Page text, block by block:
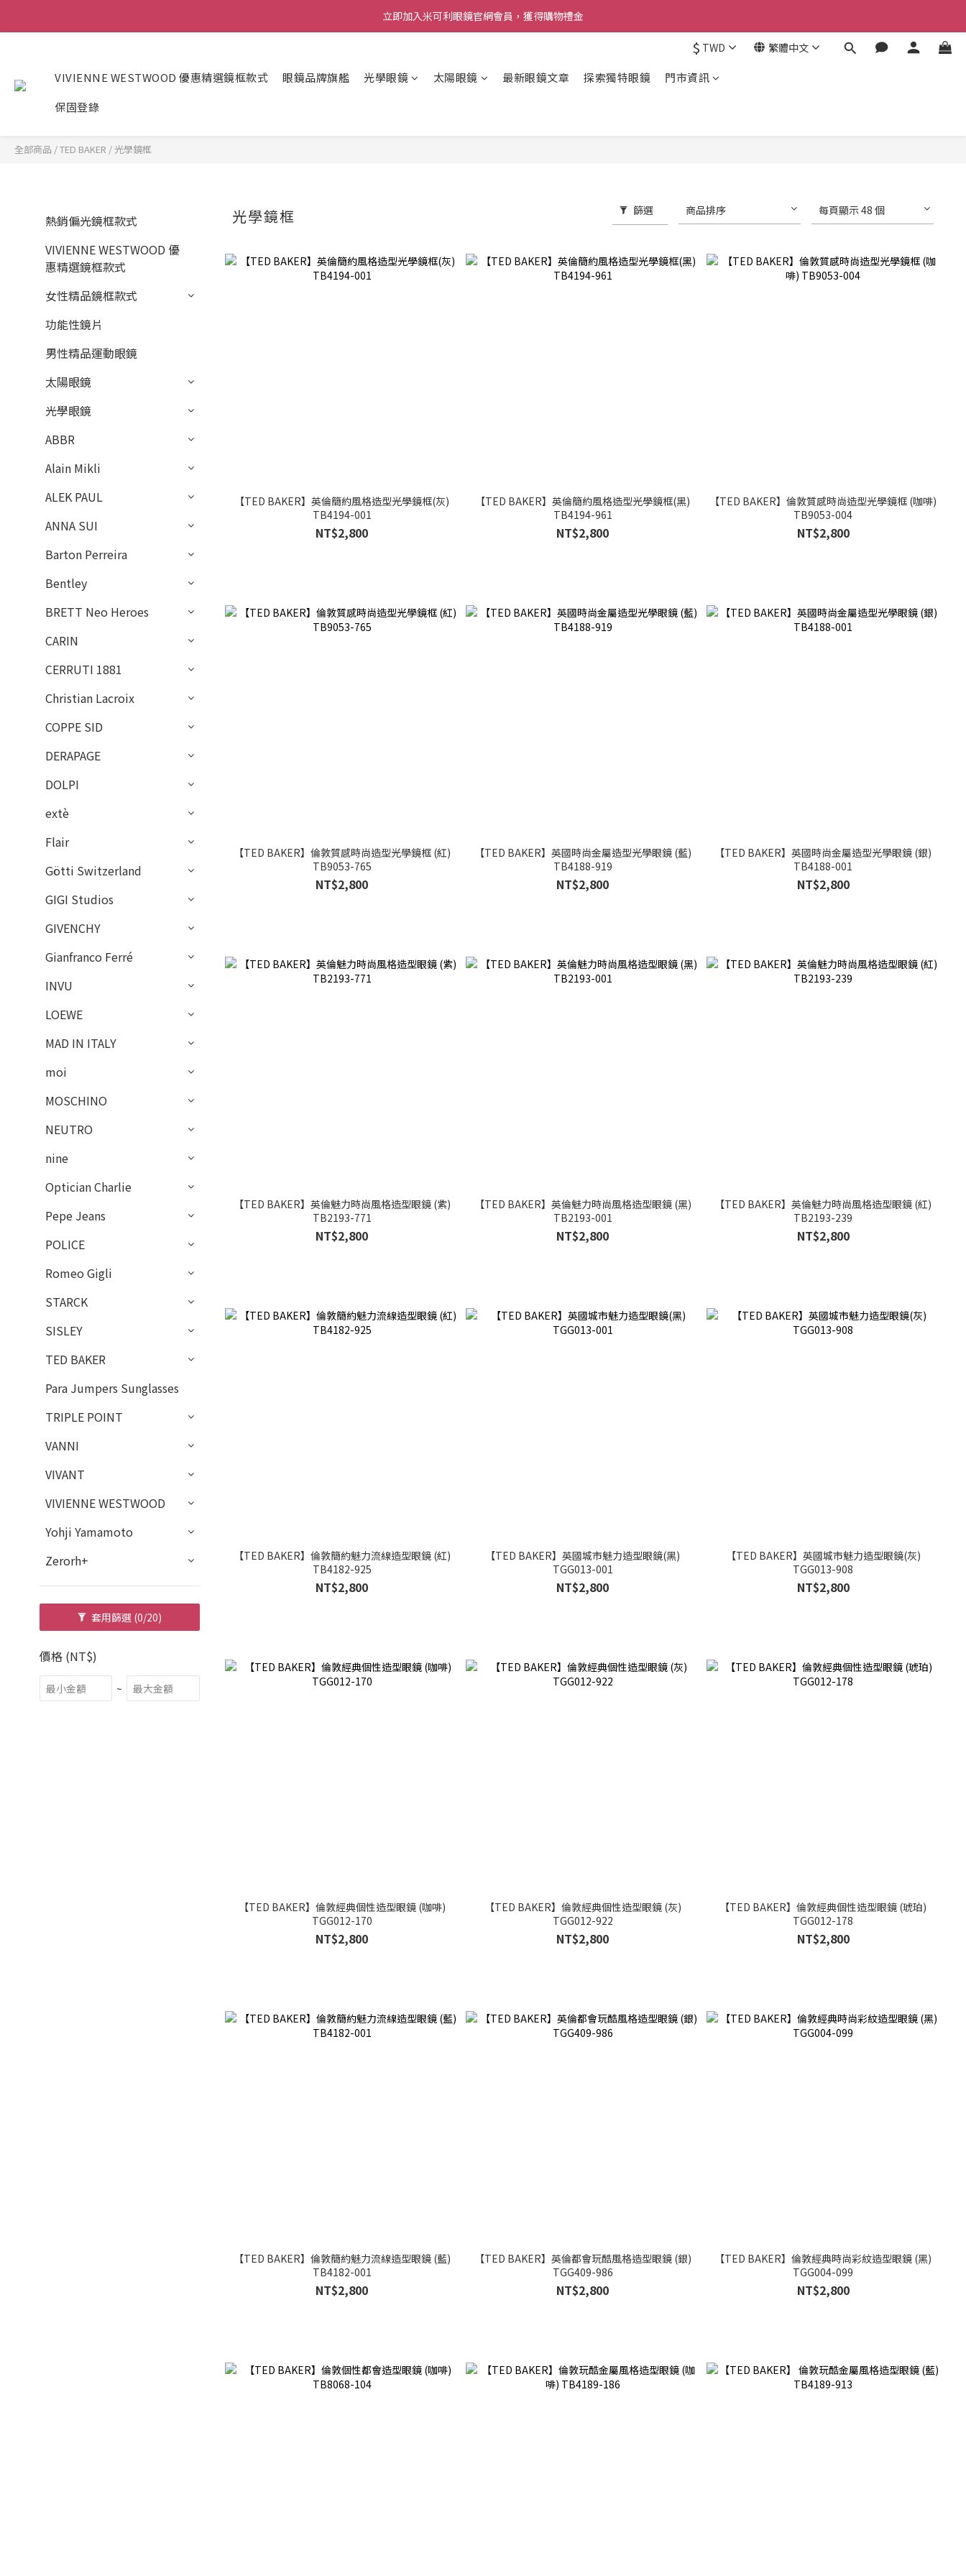
立即加入米可利眼鏡官網會員，獲得購物禮金
$ TWD 繁體中文
VIVIENNE WESTWOOD 優惠精選鏡框款式 眼鏡品牌旗艦 光學眼鏡 太陽眼鏡 最新眼鏡文章 探索獨特眼鏡
門市資訊
保固登錄
全部商品 /TED BAKER /光學鏡框
熱銷偏光鏡框款式
VIVIENNE WESTWOOD 優
惠精選鏡框款式
女性精品鏡框款式
功能性鏡片
男性精品運動眼鏡
太陽眼鏡
光學眼鏡
ABBR
Alain Mikli
ALEK PAUL
ANNA SUI
Barton Perreira
Bentley
BRETT Neo Heroes
CARIN
CERRUTI 1881
Christian Lacroix
COPPE SID
DERAPAGE
DOLPI
extè
Flair
Götti Switzerland
GIGI Studios
GIVENCHY
Gianfranco Ferré
INVU
LOEWE
MAD IN ITALY
moi
MOSCHINO
NEUTRO
nine
Optician Charlie
Pepe Jeans
POLICE
Romeo Gigli
STARCK
SISLEY
TED BAKER
Para Jumpers Sunglasses
TRIPLE POINT
VANNI
VIVANT
VIVIENNE WESTWOOD
Yohji Yamamoto
Zerorh+
套用篩選 (0/20)
價格 (NT$)
~
光學鏡框 篩選 商品排序 每頁顯示 48 個
【TED BAKER】英倫簡約風格造型光學鏡框(灰)
TB4194-001
NT$2,800
【TED BAKER】英倫簡約風格造型光學鏡框(黑)
TB4194-961
NT$2,800
【TED BAKER】倫敦質感時尚造型光學鏡框 (咖啡)
TB9053-004
NT$2,800
【TED BAKER】倫敦質感時尚造型光學鏡框 (紅)
TB9053-765
NT$2,800
【TED BAKER】英國時尚金屬造型光學眼鏡 (藍)
TB4188-919
NT$2,800
【TED BAKER】英國時尚金屬造型光學眼鏡 (銀)
TB4188-001
NT$2,800
【TED BAKER】英倫魅力時尚風格造型眼鏡 (紫)
TB2193-771
NT$2,800
【TED BAKER】英倫魅力時尚風格造型眼鏡 (黑)
TB2193-001
NT$2,800
【TED BAKER】英倫魅力時尚風格造型眼鏡 (紅)
TB2193-239
NT$2,800
【TED BAKER】倫敦簡約魅力流線造型眼鏡 (紅)
TB4182-925
NT$2,800
【TED BAKER】英國城市魅力造型眼鏡(黑)
TGG013-001
NT$2,800
【TED BAKER】英國城市魅力造型眼鏡(灰)
TGG013-908
NT$2,800
【TED BAKER】倫敦經典個性造型眼鏡 (咖啡)
TGG012-170
NT$2,800
【TED BAKER】倫敦經典個性造型眼鏡 (灰)
TGG012-922
NT$2,800
【TED BAKER】倫敦經典個性造型眼鏡 (琥珀)
TGG012-178
NT$2,800
【TED BAKER】倫敦簡約魅力流線造型眼鏡 (藍)
TB4182-001
NT$2,800
【TED BAKER】英倫都會玩酷風格造型眼鏡 (銀)
TGG409-986
NT$2,800
【TED BAKER】倫敦經典時尚彩紋造型眼鏡 (黑)
TGG004-099
NT$2,800